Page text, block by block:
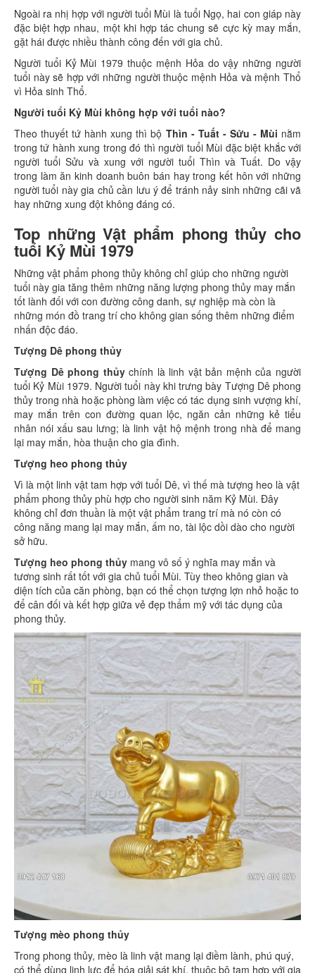
Ngoài ra nhị hợp với người tuổi Mùi là tuổi Ngọ, hai con giáp này
đặc biệt hợp nhau, một khi hợp tác chung sẽ cực kỳ may mắn,
gặt hái được nhiều thành công đến với gia chủ.
Người tuổi Kỷ Mùi 1979 thuộc mệnh Hỏa do vậy những người
tuổi này sẽ hợp với những người thuộc mệnh Hỏa và mệnh Thổ
vì Hỏa sinh Thổ.
Người tuổi Kỷ Mùi không hợp với tuổi nào?
Theo thuyết tứ hành xung thì bộ Thìn - Tuất - Sửu - Mùi nằm
trong tứ hành xung trong đó thì người tuổi Mùi đặc biệt khắc với
người tuổi Sửu và xung với người tuổi Thìn và Tuất. Do vậy
trong làm ăn kinh doanh buôn bán hay trong kết hôn với những
người tuổi này gia chủ cần lưu ý để tránh nảy sinh những cãi vã
hay những xung đột không đáng có.
Top những Vật phẩm phong thủy cho
tuổi Kỷ Mùi 1979
Những vật phẩm phong thủy không chỉ giúp cho những người
tuổi này gia tăng thêm những năng lượng phong thủy may mắn
tốt lành đối với con đường công danh, sự nghiệp mà còn là
những món đồ trang trí cho không gian sống thêm những điểm
nhấn độc đáo.
Tượng Dê phong thủy
Tượng Dê phong thủychính là linh vật bản mệnh của người
tuổi Kỷ Mùi 1979. Người tuổi này khi trưng bày Tượng Dê phong
thủy trong nhà hoặc phòng làm việc có tác dụng sinh vượng khí,
may mắn trên con đường quan lộc, ngăn cản những kẻ tiểu
nhân nói xấu sau lưng; là linh vật hộ mệnh trong nhà để mang
lại may mắn, hòa thuận cho gia đình.
Tượng heo phong thủy
Vì là một linh vật tam hợp với tuổi Dê, vì thế mà tượng heo là vật
phẩm phong thủy phù hợp cho người sinh năm Kỷ Mùi. Đây
không chỉ đơn thuần là một vật phẩm trang trí mà nó còn có
công năng mang lại may mắn, ấm no, tài lộc dồi dào cho người
sở hữu.
Tượng heo phong thủy mang vô số ý nghĩa may mắn và
tương sinh rất tốt với gia chủ tuổi Mùi. Tùy theo không gian và
diện tích của căn phòng, bạn có thể chọn tượng lợn nhỏ hoặc to
để cân đối và kết hợp giữa vẻ đẹp thẩm mỹ với tác dụng của
phong thủy.
Tượng mèo phong thủy
Trong phong thủy, mèo là linh vật mang lại điềm lành, phú quý,
có thể dùng linh lực để hóa giải sát khí, thuộc bộ tam hợp với gia